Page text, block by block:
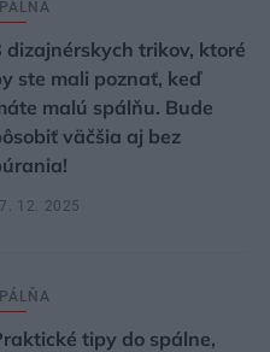
dizajnérskych trikov, ktoré
ste mali poznať, keď
malú spálňu. Bude
väčšia aj bez
12. 2025
tipy do spálne,